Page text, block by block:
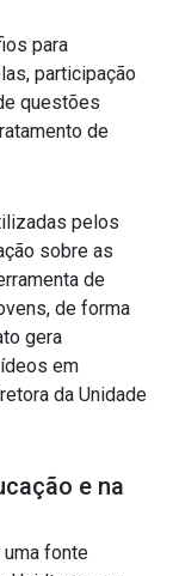
para
participação
questões
de
pelos
sobre as
de
de forma
gera
em
da Unidade
e na
fonte